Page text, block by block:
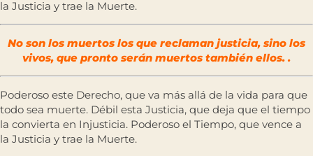
la Justicia y trae la Muerte.
No son los muertos los que reclaman justicia, sino los
vivos, que pronto serán muertos también ellos. .
Poderoso este Derecho, que va más allá de la vida para que
todo sea muerte. Débil esta Justicia, que deja que el tiempo
la convierta en Injusticia. Poderoso el Tiempo, que vence a
la Justicia y trae la Muerte.